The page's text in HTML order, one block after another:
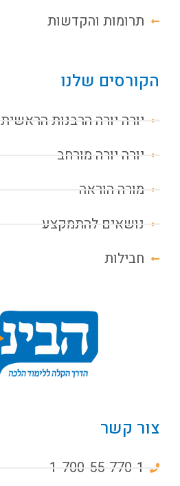
תרומות והקדשות
הקורסים שלנו
יורה יורה הרבנות הראשית
יורה יורה מורחב
מורה הוראה
נושאים להתמקצע
חבילות
צור קשר
1-700-55-770-1